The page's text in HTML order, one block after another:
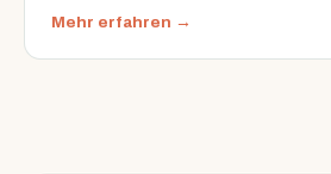
Mehr erfahren